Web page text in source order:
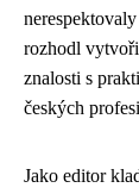
rozhodl
znalosti s
českých
Jako editor